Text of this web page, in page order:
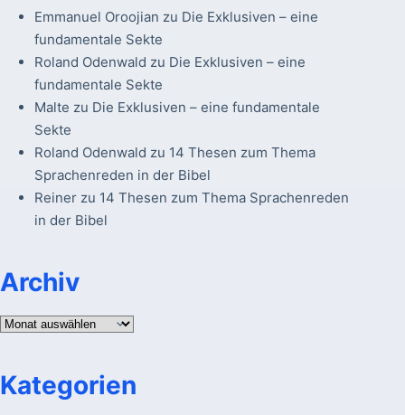
Emmanuel Oroojian zu Die Exklusiven – eine
fundamentale Sekte
Roland Odenwald zu Die Exklusiven – eine
fundamentale Sekte
Malte zu Die Exklusiven – eine fundamentale
Sekte
Roland Odenwald zu 14 Thesen zum Thema
Sprachenreden in der Bibel
Reinerzu 14 Thesen zum Thema Sprachenreden
in der Bibel
Archiv
Archiv
Kategorien